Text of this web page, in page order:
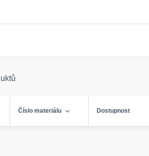
Číslo materiálu Dostupnost